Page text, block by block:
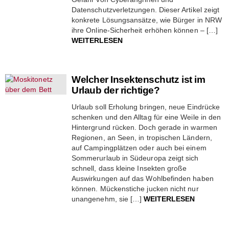
Datenschutzverletzungen. Dieser Artikel zeigt
konkrete Lösungsansätze, wie Bürger in NRW
ihre Online-Sicherheit erhöhen können – […]
WEITERLESEN
Welcher Insektenschutz ist im
Urlaub der richtige?
Urlaub soll Erholung bringen, neue Eindrücke
schenken und den Alltag für eine Weile in den
Hintergrund rücken. Doch gerade in warmen
Regionen, an Seen, in tropischen Ländern,
auf Campingplätzen oder auch bei einem
Sommerurlaub in Südeuropa zeigt sich
schnell, dass kleine Insekten große
Auswirkungen auf das Wohlbefinden haben
können. Mückenstiche jucken nicht nur
unangenehm, sie […]WEITERLESEN